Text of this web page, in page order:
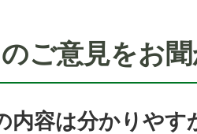
ご意見をお
内容は分かりやす